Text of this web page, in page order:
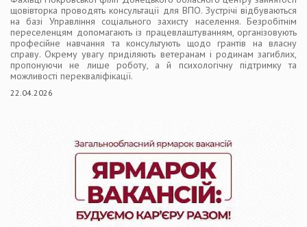
щовівторка проводять консультації для ВПО. Зустрічі відбуваються
на базі Управління соціального захисту населення. Безробітнім
переселенцям допомагають із працевлаштуванням, організовують
професійне навчання та консультують щодо грантів на власну
справу. Окрему увагу приділяють ветеранам і родинам загиблих,
пропонуючи не лише роботу, а й психологічну підтримку та
можливості перекваліфікації.
22.04.2026